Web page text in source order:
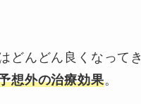
どんどん良くなって
想外の治療効果。